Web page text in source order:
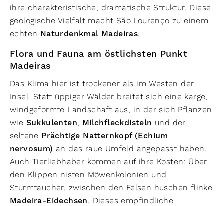
ihre charakteristische, dramatische Struktur. Diese
geologische Vielfalt macht São Lourenço zu einem
echten Naturdenkmal Madeiras.
Flora und Fauna am östlichsten Punkt
Madeiras
Das Klima hier ist trockener als im Westen der
Insel. Statt üppiger Wälder breitet sich eine karge,
windgeformte Landschaft aus, in der sich Pflanzen
wie Sukkulenten, Milchfleckdisteln und der
seltene Prächtige Natternkopf (Echium
nervosum) an das raue Umfeld angepasst haben.
Auch Tierliebhaber kommen auf ihre Kosten: Über
den Klippen nisten Möwenkolonien und
Sturmtaucher, zwischen den Felsen huschen flinke
Madeira-Eidechsen. Dieses empfindliche